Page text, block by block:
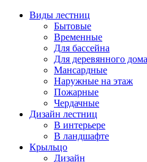
Виды лестниц
Бытовые
Временные
Для бассейна
Для деревянного дома
Мансардные
Наружные на этаж
Пожарные
Чердачные
Дизайн лестниц
В интерьере
В ландшафте
Крыльцо
Дизайн